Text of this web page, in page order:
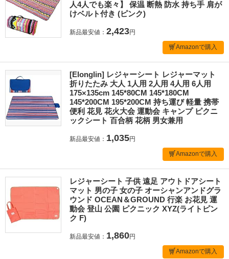
人4人でも楽々】 保温 断熱 防水 持ち手 肩が
けベルト付き (ピンク)
新品最安値： 2,423円
Amazonで購入
[Elonglin] レジャーシート レジャーマット
折りたたみ 大人 1人用 2人用 4人用 6人用
175×135cm 145*80CM 145*180CM
145*200CM 195*200CM 持ち運び 軽量 携帯
便利 花見 花火大会 運動会 キャンプ ピクニ
ックシート 百合柄 花柄 男女兼用
新品最安値： 1,035円
Amazonで購入
レジャーシート 子供 遠足 アウトドアシート
マット 男の子 女の子 オーシャンアンドグラ
ウンド OCEAN＆GROUND 行楽 お花見 運
動会 登山 公園 ピクニック XYZ(ライトピン
ク F)
新品最安値： 1,860円
Amazonで購入